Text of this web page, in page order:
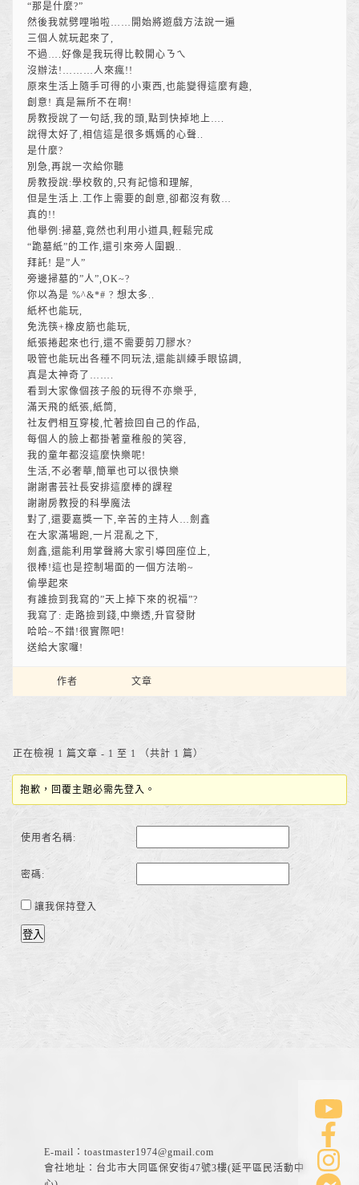
“那是什麼?”
然後我就劈哩啪啦……開始將遊戲方法說一遍
三個人就玩起來了,
不過….好像是我玩得比較開心ㄋㄟ
沒辦法!………人來瘋!!
原來生活上隨手可得的小東西,也能變得這麼有趣,
創意! 真是無所不在啊!
房教授說了一句話,我的頭,點到快掉地上….
說得太好了,相信這是很多媽媽的心聲..
是什麼?
別急,再說一次給你聽
房教授說:學校敎的,只有記憶和理解,
但是生活上.工作上需要的創意,卻都沒有敎…
真的!!
他舉例:掃墓,竟然也利用小道具,輕鬆完成
“跪墓紙”的工作,還引來旁人圍觀..
拜託! 是”人”
旁邊掃墓的”人”,OK~?
你以為是 %^&*# ? 想太多..
紙杯也能玩,
免洗筷+橡皮筋也能玩,
紙張捲起來也行,還不需要剪刀膠水?
吸管也能玩出各種不同玩法,還能訓練手眼協調,
真是太神奇了…….
看到大家像個孩子般的玩得不亦樂乎,
滿天飛的紙張,紙筒,
社友們相互穿梭,忙著撿回自己的作品,
每個人的臉上都掛著童稚般的笑容,
我的童年都沒這麼快樂呢!
生活,不必奢華,簡單也可以很快樂
謝謝書芸社長安排這麼棒的課程
謝謝房教授的科學魔法
對了,還要嘉獎一下,辛苦的主持人…劍鑫
在大家滿場跑,一片混亂之下,
劍鑫,還能利用掌聲將大家引導回座位上,
很棒!這也是控制場面的一個方法喲~
偷學起來
有誰撿到我寫的”天上掉下來的祝福”?
我寫了: 走路撿到錢,中樂透,升官發財
哈哈~不錯!很實際吧!
送給大家囉!
作者 文章
正在檢視 1 篇文章 - 1 至 1 （共計 1 篇）
抱歉，回覆主題必需先登入。
使用者名稱:
密碼:
讓我保持登入
登入
E-mail： toastmaster1974@gmail.com
會社地址：台北市大同區保安街47號3樓(延平區民活動中